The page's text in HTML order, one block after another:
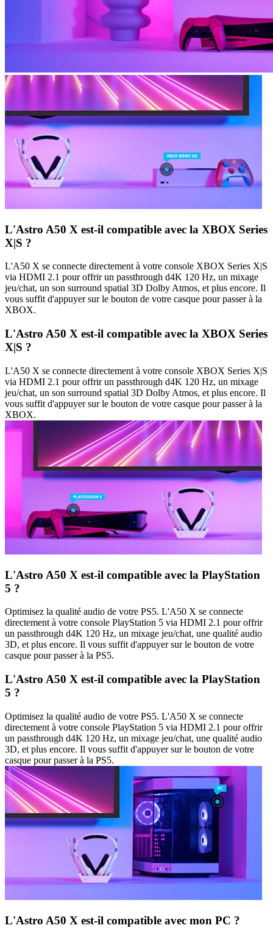
L'Astro A50 X est-il compatible avec la XBOX Series
X|S ?
L'A50 X se connecte directement à votre console XBOX Series X|S
via HDMI 2.1 pour offrir un passthrough d4K 120 Hz, un mixage
jeu/chat, un son surround spatial 3D Dolby Atmos, et plus encore. Il
vous suffit d'appuyer sur le bouton de votre casque pour passer à la
XBOX.
L'Astro A50 X est-il compatible avec la XBOX Series
X|S ?
L'A50 X se connecte directement à votre console XBOX Series X|S
via HDMI 2.1 pour offrir un passthrough d4K 120 Hz, un mixage
jeu/chat, un son surround spatial 3D Dolby Atmos, et plus encore. Il
vous suffit d'appuyer sur le bouton de votre casque pour passer à la
XBOX.
L'Astro A50 X est-il compatible avec la PlayStation
5 ?
Optimisez la qualité audio de votre PS5. L'A50 X se connecte
directement à votre console PlayStation 5 via HDMI 2.1 pour offrir
un passthrough d4K 120 Hz, un mixage jeu/chat, une qualité audio
3D, et plus encore. Il vous suffit d'appuyer sur le bouton de votre
casque pour passer à la PS5.
L'Astro A50 X est-il compatible avec la PlayStation
5 ?
Optimisez la qualité audio de votre PS5. L'A50 X se connecte
directement à votre console PlayStation 5 via HDMI 2.1 pour offrir
un passthrough d4K 120 Hz, un mixage jeu/chat, une qualité audio
3D, et plus encore. Il vous suffit d'appuyer sur le bouton de votre
casque pour passer à la PS5.
L'Astro A50 X est-il compatible avec mon PC ?